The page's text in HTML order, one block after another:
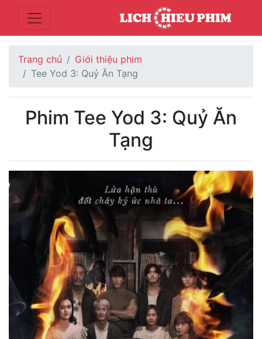
Trang chủ
Giới thiệu phim
Tee Yod 3: Quỷ Ăn Tạng
Phim Tee Yod 3: Quỷ Ăn
Tạng